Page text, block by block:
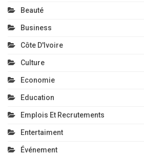
Beauté
Business
Côte D'Ivoire
Culture
Economie
Education
Emplois Et Recrutements
Entertaiment
Événement